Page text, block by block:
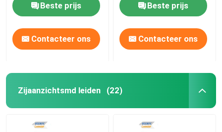
Beste prijs
Contacteer ons
Beste prijs
Contacteer ons
Zijaanzichtsmd leiden (22)